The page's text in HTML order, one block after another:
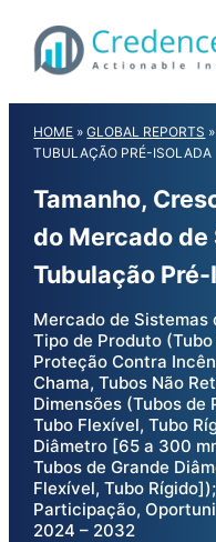
content
HOME »GLOBAL REPORTS »
TUBULAÇÃO PRÉ-ISOLADA
Tamanho,
do Mercado de
Tubulação
Mercado de Sistemas
Tipo de Produto
Proteção Contra
Chama, Tubos Não
Dimensões (Tubos de
Tubo Flexível, Tubo
Diâmetro [65 a 300
Tubos de Grande
Flexível, Tubo
Participação,
2024 – 2032